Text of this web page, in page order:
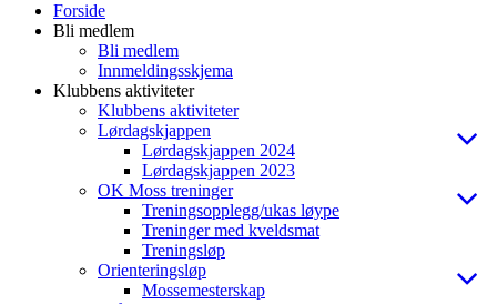
Forside
Bli medlem
Bli medlem
Innmeldingsskjema
Klubbens aktiviteter
Klubbens aktiviteter
Lørdagskjappen
Lørdagskjappen 2024
Lørdagskjappen 2023
OK Moss treninger
Treningsopplegg/ukas løype
Treninger med kveldsmat
Treningsløp
Orienteringsløp
Mossemesterskap